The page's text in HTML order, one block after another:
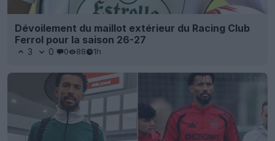
Dévoilement du maillot extérieur du Racing Club
Ferrol pour la saison 26-27
3 0 0 88 1h